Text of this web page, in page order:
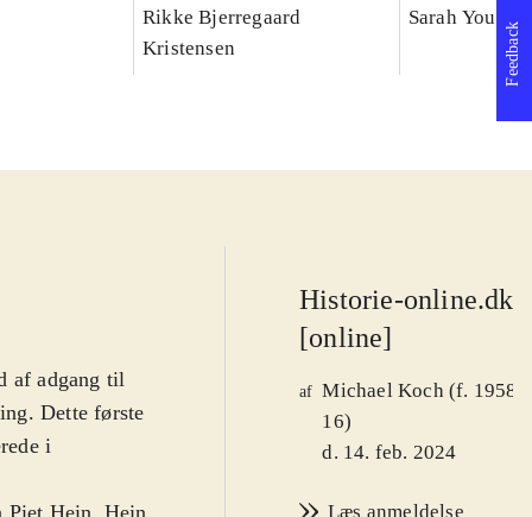
udredning, rådgivning og
behandling
Rikke Bjerregaard
Kristensen
glæde og håb
Sarah Young
af adgang til
Dette første
i
Historie-online.dk
[online]
af Michael Koch (f. 1958-
16)
d. 14. feb. 2024
Læs anmeldelse
Feedback